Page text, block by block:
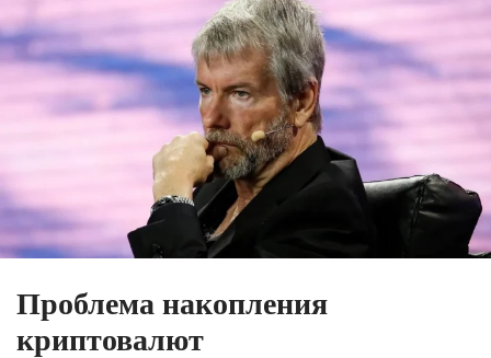
Проблема накопления
криптовалют